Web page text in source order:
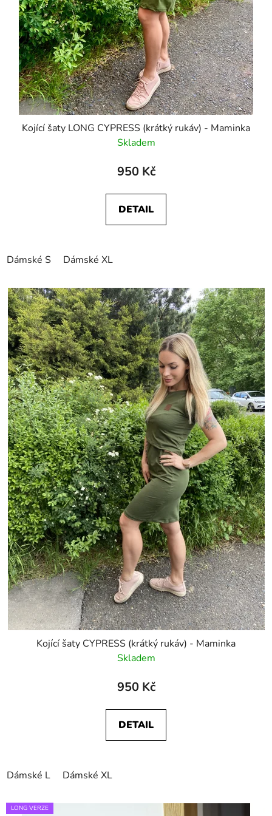
Kojící šaty LONG CYPRESS (krátký rukáv) - Maminka
Skladem
950 Kč
DETAIL
Dámské S Dámské XL
Kojící šaty CYPRESS (krátký rukáv) - Maminka
Skladem
950 Kč
DETAIL
Dámské L Dámské XL
LONG VERZE